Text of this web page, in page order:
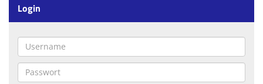
Login